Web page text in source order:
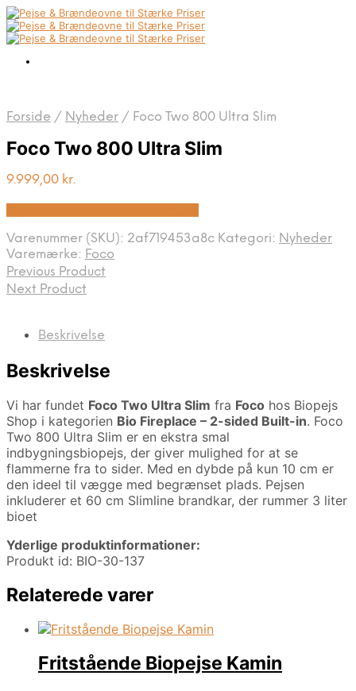
Forside / Nyheder / Foco Two 800 Ultra Slim
Foco Two 800 Ultra Slim
9.999,00 kr.
Varenummer (SKU): 2af719453a8c Kategori: Nyheder
Varemærke: Foco
Previous Product
Next Product
Beskrivelse
Beskrivelse
Vi har fundet Foco Two Ultra Slim fra Foco hos Biopejs
Shop i kategorien Bio Fireplace – 2-sided Built-in. Foco
Two 800 Ultra Slim er en ekstra smal
indbygningsbiopejs, der giver mulighed for at se
flammerne fra to sider. Med en dybde på kun 10 cm er
den ideel til vægge med begrænset plads. Pejsen
inkluderer et 60 cm Slimline brandkar, der rummer 3 liter
bioet
Yderlige produktinformationer:
Produkt id: BIO-30-137
Relaterede varer
Fritstående Biopejse Kamin